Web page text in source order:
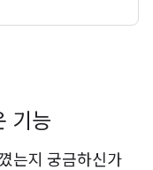
기능
는지 궁금하신가